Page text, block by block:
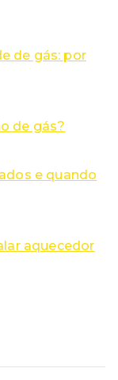
de gás: por
de gás?
e quando
aquecedor